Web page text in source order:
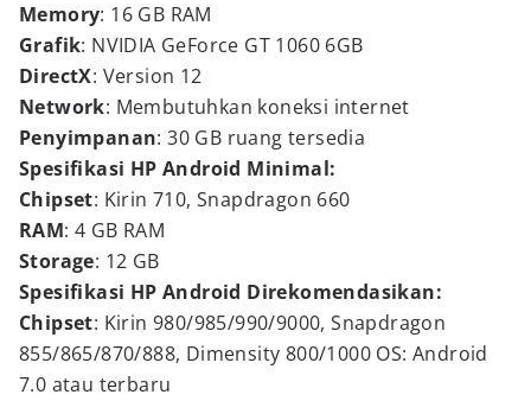
Memory: 16 GB RAM
Grafik: NVIDIA GeForce GT 1060 6GB
DirectX: Version 12
Network: Membutuhkan koneksi internet
Penyimpanan: 30 GB ruang tersedia
Spesifikasi HP Android Minimal:
Chipset: Kirin 710, Snapdragon 660
RAM: 4 GB RAM
Storage: 12 GB
Spesifikasi HP Android Direkomendasikan:
Chipset: Kirin 980/985/990/9000, Snapdragon
855/865/870/888, Dimensity 800/1000 OS: Android
7.0 atau terbaru